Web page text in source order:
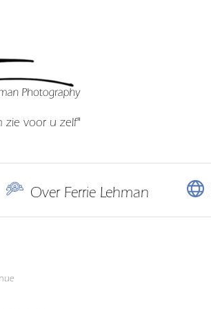
zie voor u zelf"
Over Ferrie Lehman